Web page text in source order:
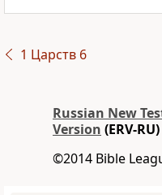
1 Царств 6
Russian New
Version (ERV-RU)
©2014 Bible